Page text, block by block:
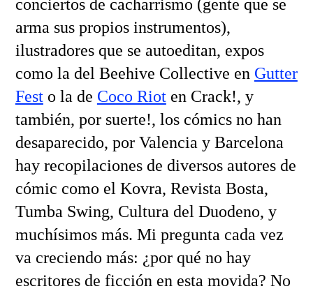
conciertos de cacharrismo (gente que se
arma sus propios instrumentos),
ilustradores que se autoeditan, expos
como la del Beehive Collective en Gutter
Festo la de Coco Rioten Crack!, y
también, por suerte!, los cómics no han
desaparecido, por Valencia y Barcelona
hay recopilaciones de diversos autores de
cómic como el Kovra, Revista Bosta,
Tumba Swing, Cultura del Duodeno, y
muchísimos más. Mi pregunta cada vez
va creciendo más: ¿por qué no hay
escritores de ficción en esta movida? No